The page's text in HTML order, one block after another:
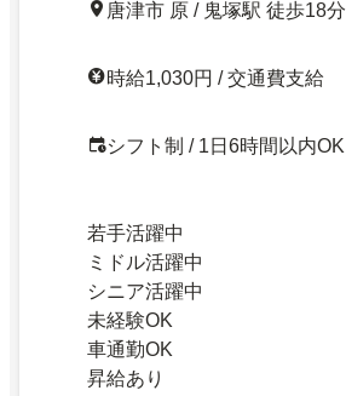
唐津市 原 / 鬼塚駅 徒歩18分
時給1,030円 / 交通費支給
シフト制 / 1日6時間以内OK
若手活躍中
ミドル活躍中
シニア活躍中
未経験OK
車通勤OK
昇給あり